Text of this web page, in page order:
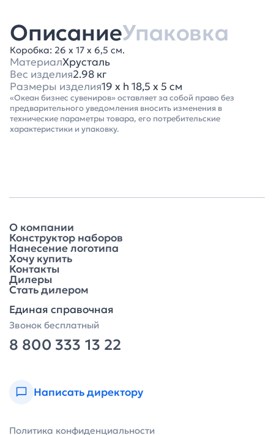
ОписаниеУпаковка
Коробка: 26 х 17 х 6,5 см.
МатериалХрусталь
Вес изделия2.98 кг
Размеры изделия19 х h 18,5 х 5 см
«Океан бизнес сувениров» оставляет за собой право без
предварительного уведомления вносить изменения в
технические параметры товара, его потребительские
характеристики и упаковку.
О компании
Конструктор наборов
Нанесение логотипа
Хочу купить
Контакты
Дилеры
Стать дилером
Единая справочная
Звонок бесплатный
8 800 333 13 22
Написать директору
Политика конфиденциальности